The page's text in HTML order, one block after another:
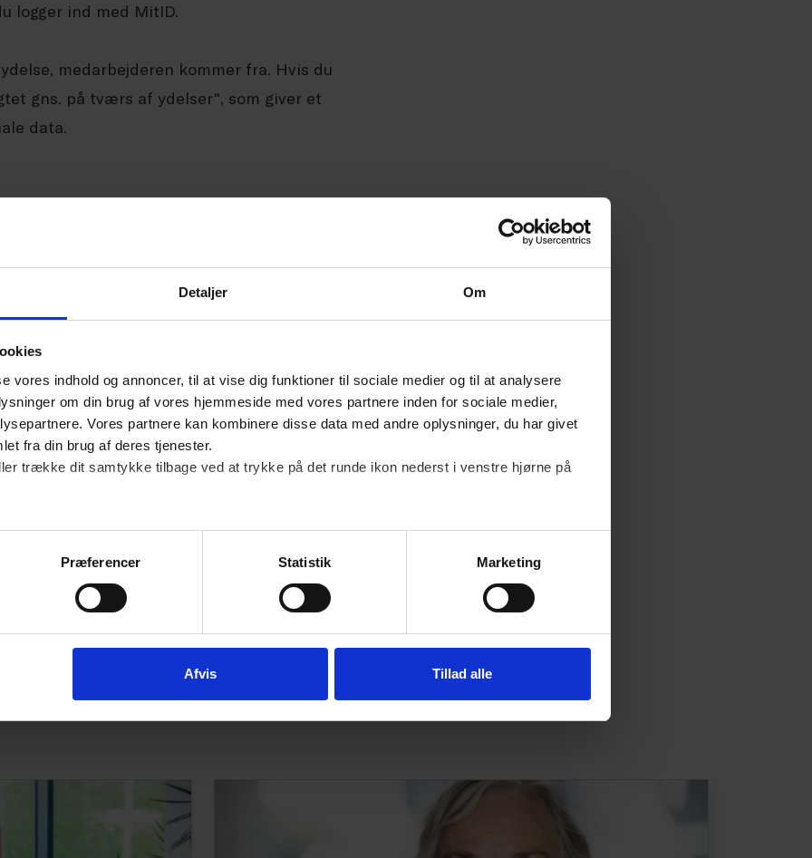
Detaljer Om
vores indhold og annoncer, til at vise dig funktioner til sociale medier og til at analysere
om din brug af vores hjemmeside med vores partnere inden for sociale medier,
Vores partnere kan kombinere disse data med andre oplysninger, du har givet
fra din brug af deres tjenester.
trække dit samtykke tilbage ved at trykke på det runde ikon nederst i venstre hjørne på
Præferencer Statistik Marketing
Afvis Tillad alle
logger ind med MitID.
medarbejderen kommer fra. Hvis du
gns. på tværs af ydelser", som giver et
data.
medarbejdere, du har angivet i trin 1.
som en samlet kategori, hvis flere
de øgede skatteindtægter – en central del af
af jeres sociale aftryk
beregneren den minimumsgevinst, din
tager højde for besparede offentlige
virksomhedens sociale bidrag –
virksomheders sociale ansvar hos